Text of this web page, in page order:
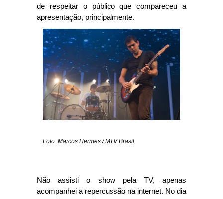
de respeitar o público que compareceu a
apresentação, principalmente.
Foto: Marcos Hermes / MTV Brasil.
Não assisti o show pela TV, apenas
acompanhei a repercussão na internet. No dia